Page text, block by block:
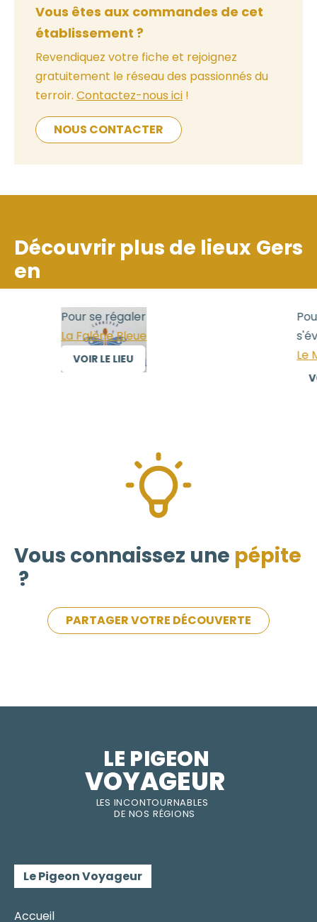
Vous êtes aux commandes de cet
établissement ?
Revendiquez votre fiche et rejoignez
gratuitement le réseau des passionnés du
terroir. Contactez-nous ici !
NOUS CONTACTER
Découvrir plus de lieux
en
Gers
Pour se régaler
La Falène Bleue
VOIR LE LIEU
Le
Vous connaissez une pépite
?
PARTAGER VOTRE DÉCOUVERTE
LES INCONTOURNABLES
DE NOS RÉGIONS
LE PIGEON
VOYAGEUR
Le Pigeon Voyageur
Accueil